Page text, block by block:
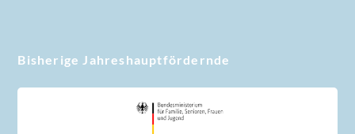
Bisherige Jahreshauptfördernde